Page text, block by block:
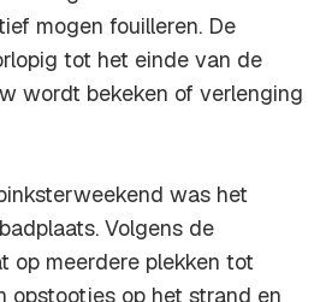
mogen fouilleren. De
tot het einde van de
wordt bekeken of verlenging
was het
Volgens de
op meerdere plekken tot
opstootjes op het strand en